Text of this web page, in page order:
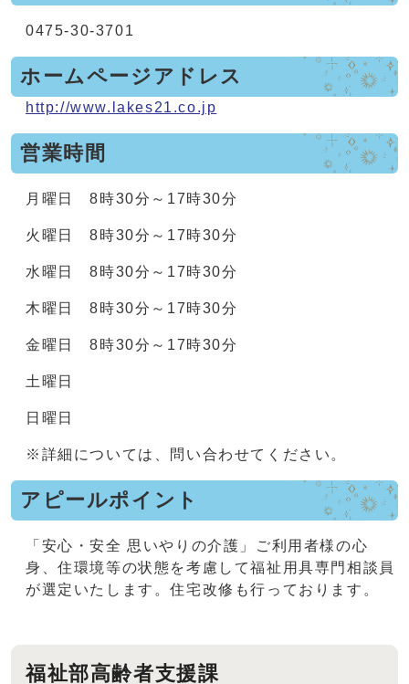
0475-30-3701
ホームページアドレス
http://www.lakes21.co.jp
営業時間
月曜日 8時30分～17時30分
火曜日 8時30分～17時30分
水曜日 8時30分～17時30分
木曜日 8時30分～17時30分
金曜日 8時30分～17時30分
土曜日
日曜日
※詳細については、問い合わせてください。
アピールポイント
「安心・安全 思いやりの介護」ご利用者様の心
身、住環境等の状態を考慮して福祉用具専門相談員
が選定いたします。住宅改修も行っております。
福祉部高齢者支援課